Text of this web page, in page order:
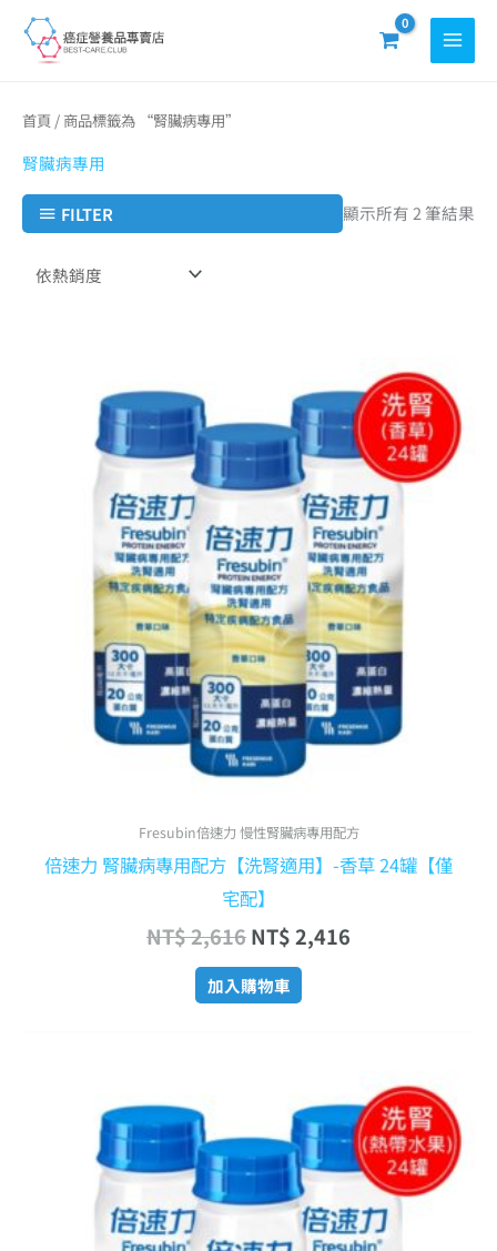
首頁 / 商品標籤為 “腎臟病專用”
腎臟病專用
FILTER 顯示所有 2 筆結果
Fresubin倍速力 慢性腎臟病專用配方
倍速力 腎臟病專用配方【洗腎適用】-香草 24罐【僅
宅配】
NT$2,616
價
格：
NT$ 2,616。
NT$2,416
前
價
格：
NT$ 2,416。
加入購物車
價
格：
NT$ 2,616。
前
價
格：
NT$ 2,416。